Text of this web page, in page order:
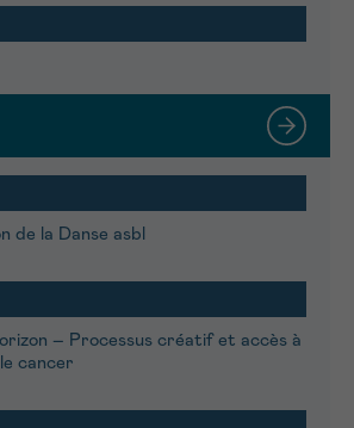
de la Danse asbl
– Processus créatif et accès à
cancer